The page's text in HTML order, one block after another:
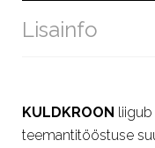
Lisainfo
KULDKROON
teemantitööstuse